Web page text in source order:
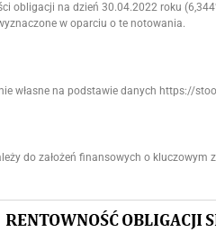
obligacji na dzień 30.04.2022 roku
w oparciu o te notowania.
podstawie danych https://
do założeń finansowych o